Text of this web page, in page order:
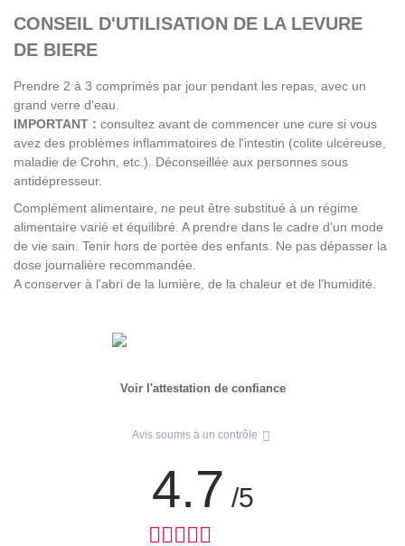
CONSEIL D'UTILISATION DE LA LEVURE
DE BIERE
Prendre 2 à 3 comprimés par jour pendant les repas, avec un
grand verre d'eau.
IMPORTANT : consultez avant de commencer une cure si vous
avez des problèmes inflammatoires de l'intestin (colite ulcéreuse,
maladie de Crohn, etc.). Déconseillée aux personnes sous
antidépresseur.
Complément alimentaire, ne peut être substitué à un régime
alimentaire varié et équilibré. A prendre dans le cadre d’un mode
de vie sain. Tenir hors de portée des enfants. Ne pas dépasser la
dose journalière recommandée.
A conserver à l'abri de la lumière, de la chaleur et de l'humidité.
Voir l'attestation de confiance
Avis soumis à un contrôle
4.7 /5